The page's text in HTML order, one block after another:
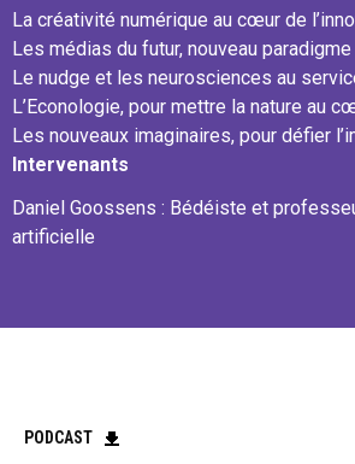
La créativité numérique au cœur de
Les médias du futur, nouveau paradigme
Le nudge et les neurosciences au
L’Econologie, pour mettre la nature au
Les nouveaux imaginaires, pour défier
Intervenants
Daniel Goossens : Bédéiste et
artificielle
PODCAST